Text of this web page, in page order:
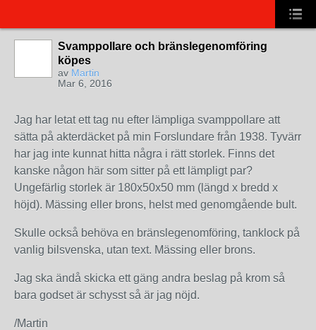
Svamppollare och bränslegenomföring
köpes
av Martin
Mar 6, 2016
Jag har letat ett tag nu efter lämpliga svamppollare att
sätta på akterdäcket på min Forslundare från 1938. Tyvärr
har jag inte kunnat hitta några i rätt storlek. Finns det
kanske någon här som sitter på ett lämpligt par?
Ungefärlig storlek är 180x50x50 mm (längd x bredd x
höjd). Mässing eller brons, helst med genomgående bult.
Skulle också behöva en bränslegenomföring, tanklock på
vanlig bilsvenska, utan text. Mässing eller brons.
Jag ska ändå skicka ett gäng andra beslag på krom så
bara godset är schysst så är jag nöjd.
/Martin